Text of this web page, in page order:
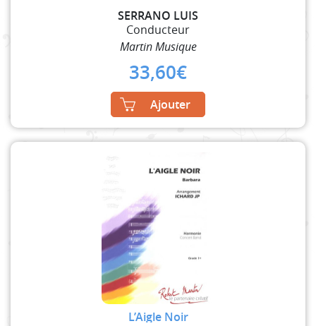
SERRANO LUIS
Conducteur
Martin Musique
33,60€
Ajouter
L’Aigle Noir